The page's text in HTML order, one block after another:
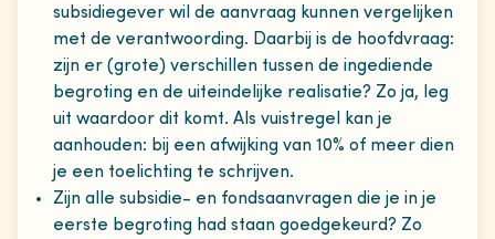
subsidiegever wil de aanvraag kunnen vergelijken
met de verantwoording. Daarbij is de hoofdvraag:
zijn er (grote) verschillen tussen de ingediende
begroting en de uiteindelijke realisatie? Zo ja, leg
uit waardoor dit komt. Als vuistregel kan je
aanhouden: bij een afwijking van 10% of meer dien
je een toelichting te schrijven.
Zijn alle subsidie- en fondsaanvragen die je in je
eerste begroting had staan goedgekeurd? Zo